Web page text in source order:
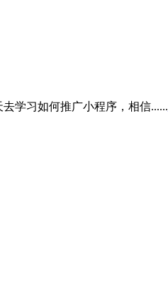
学习如何推广小程序，相信......